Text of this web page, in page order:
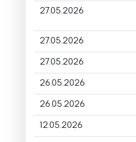
27.05.2026
27.05.2026
27.05.2026
26.05.2026
26.05.2026
12.05.2026